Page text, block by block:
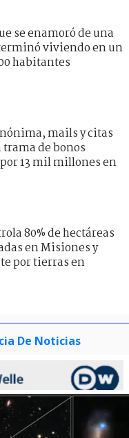
se enamoró de una
viviendo en un
habitantes
mails y citas
de bonos
13 mil millones en
80% de hectáreas
en Misiones y
por tierras en
De Noticias